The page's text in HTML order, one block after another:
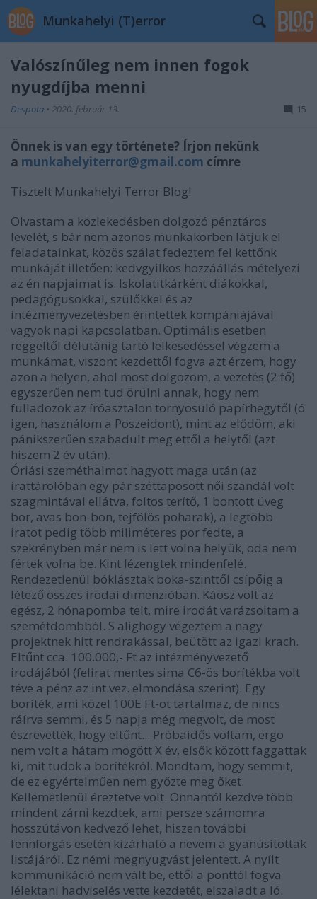
Munkahelyi (T)error
Valószínűleg nem innen fogok
nyugdíjba menni
Despota • 2020. február 13. 15
Önnek is van egy története? Írjon nekünk
a munkahelyiterror@gmail.com címre
Tisztelt Munkahelyi Terror Blog!
Olvastam a közlekedésben dolgozó pénztáros
levelét, s bár nem azonos munkakörben látjuk el
feladatainkat, közös szálat fedeztem fel kettőnk
munkáját illetően: kedvgyilkos hozzáállás mételyezi
az én napjaimat is. Iskolatitkárként diákokkal,
pedagógusokkal, szülőkkel és az
intézményvezetésben érintettek kompániájával
vagyok napi kapcsolatban. Optimális esetben
reggeltől délutánig tartó lelkesedéssel végzem a
munkámat, viszont kezdettől fogva azt érzem, hogy
azon a helyen, ahol most dolgozom, a vezetés (2 fő)
egyszerűen nem tud örülni annak, hogy nem
fulladozok az íróasztalon tornyosuló papírhegytől (ó
igen, használom a Poszeidont), mint az elődöm, aki
pánikszerűen szabadult meg ettől a helytől (azt
hiszem 2 év után).
Óriási szeméthalmot hagyott maga után (az
irattárolóban egy pár széttaposott női szandál volt
szagmintával ellátva, foltos terítő, 1 bontott üveg
bor, avas bon-bon, tejfölös poharak), a legtöbb
iratot pedig több miliméteres por fedte, a
szekrényben már nem is lett volna helyük, oda nem
fértek volna be. Kint lézengtek mindenfelé.
Rendezetlenül bóklásztak boka-szinttől csípőig a
létező összes irodai dimenzióban. Káosz volt az
egész, 2 hónapomba telt, mire irodát varázsoltam a
szemétdombból. S alighogy végeztem a nagy
projektnek hitt rendrakással, beütött az igazi krach.
Eltűnt cca. 100.000,- Ft az intézményvezető
irodájából (felirat mentes sima C6-ös borítékba volt
téve a pénz az int.vez. elmondása szerint). Egy
boríték, ami közel 100E Ft-ot tartalmaz, de nincs
ráírva semmi, és 5 napja még megvolt, de most
észrevették, hogy eltűnt... Próbaidős voltam, ergo
nem volt a hátam mögött X év, elsők között faggattak
ki, mit tudok a borítékról. Mondtam, hogy semmit,
de ez egyértelműen nem győzte meg őket.
Kellemetlenül éreztetve volt. Onnantól kezdve több
mindent zárni kezdtek, ami persze számomra
hosszútávon kedvező lehet, hiszen további
fennforgás esetén kizárható a nevem a gyanúsítottak
listájáról. Ez némi megnyugvást jelentett. A nyílt
kommunikáció nem vált be, ettől a ponttól fogva
lélektani hadviselés vette kezdetét, elszaladt a ló.